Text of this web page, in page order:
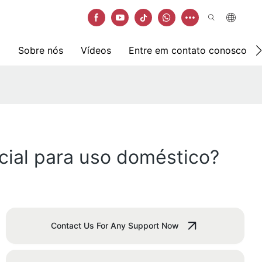
Sobre nós Vídeos Entre em contato conosco
para uso doméstico?
Contact Us For Any Support Now